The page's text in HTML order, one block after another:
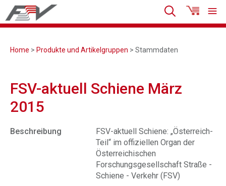
Home > Produkte und Artikelgruppen > Stammdaten
FSV-aktuell Schiene März
2015
Beschreibung
FSV-aktuell Schiene: „Österreich-
Teil“ im offiziellen Organ der
Österreichischen
Forschungsgesellschaft Straße -
Schiene - Verkehr (FSV)